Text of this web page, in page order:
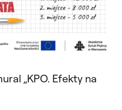
„KPO. Efekty na